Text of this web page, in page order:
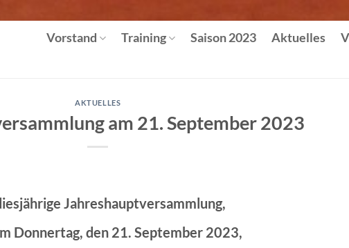
Vorstand Training Saison 2023 Aktuelles
AKTUELLES
am 21. September 2023
Jahreshauptversammlung,
Donnertag, den 21. September 2023,